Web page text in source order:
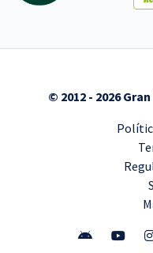
© 2012 - 2026